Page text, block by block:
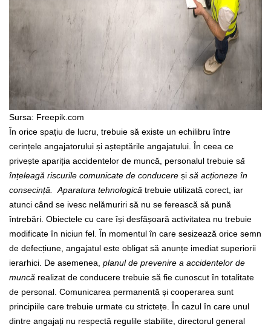
Sursa: Freepik.com
În orice spațiu de lucru, trebuie să existe un echilibru între
cerințele angajatorului și așteptările angajatului. În ceea ce
privește apariția accidentelor de muncă, personalul trebuie să
înțeleagă riscurile comunicate de conducere și să acționeze în
consecință.
Aparatura tehnologică trebuie utilizată corect, iar
atunci când se ivesc nelămuriri să nu se ferească să pună
întrebări. Obiectele cu care își desfășoară activitatea nu trebuie
modificate în niciun fel. În momentul în care sesizează orice semn
de defecțiune, angajatul este obligat să anunțe imediat superiorii
ierarhici. De asemenea, planul de prevenire a accidentelor de
muncă realizat de conducere trebuie să fie cunoscut în totalitate
de personal. Comunicarea permanentă și cooperarea sunt
principiile care trebuie urmate cu strictețe. În cazul în care unul
dintre angajați nu respectă regulile stabilite, directorul general